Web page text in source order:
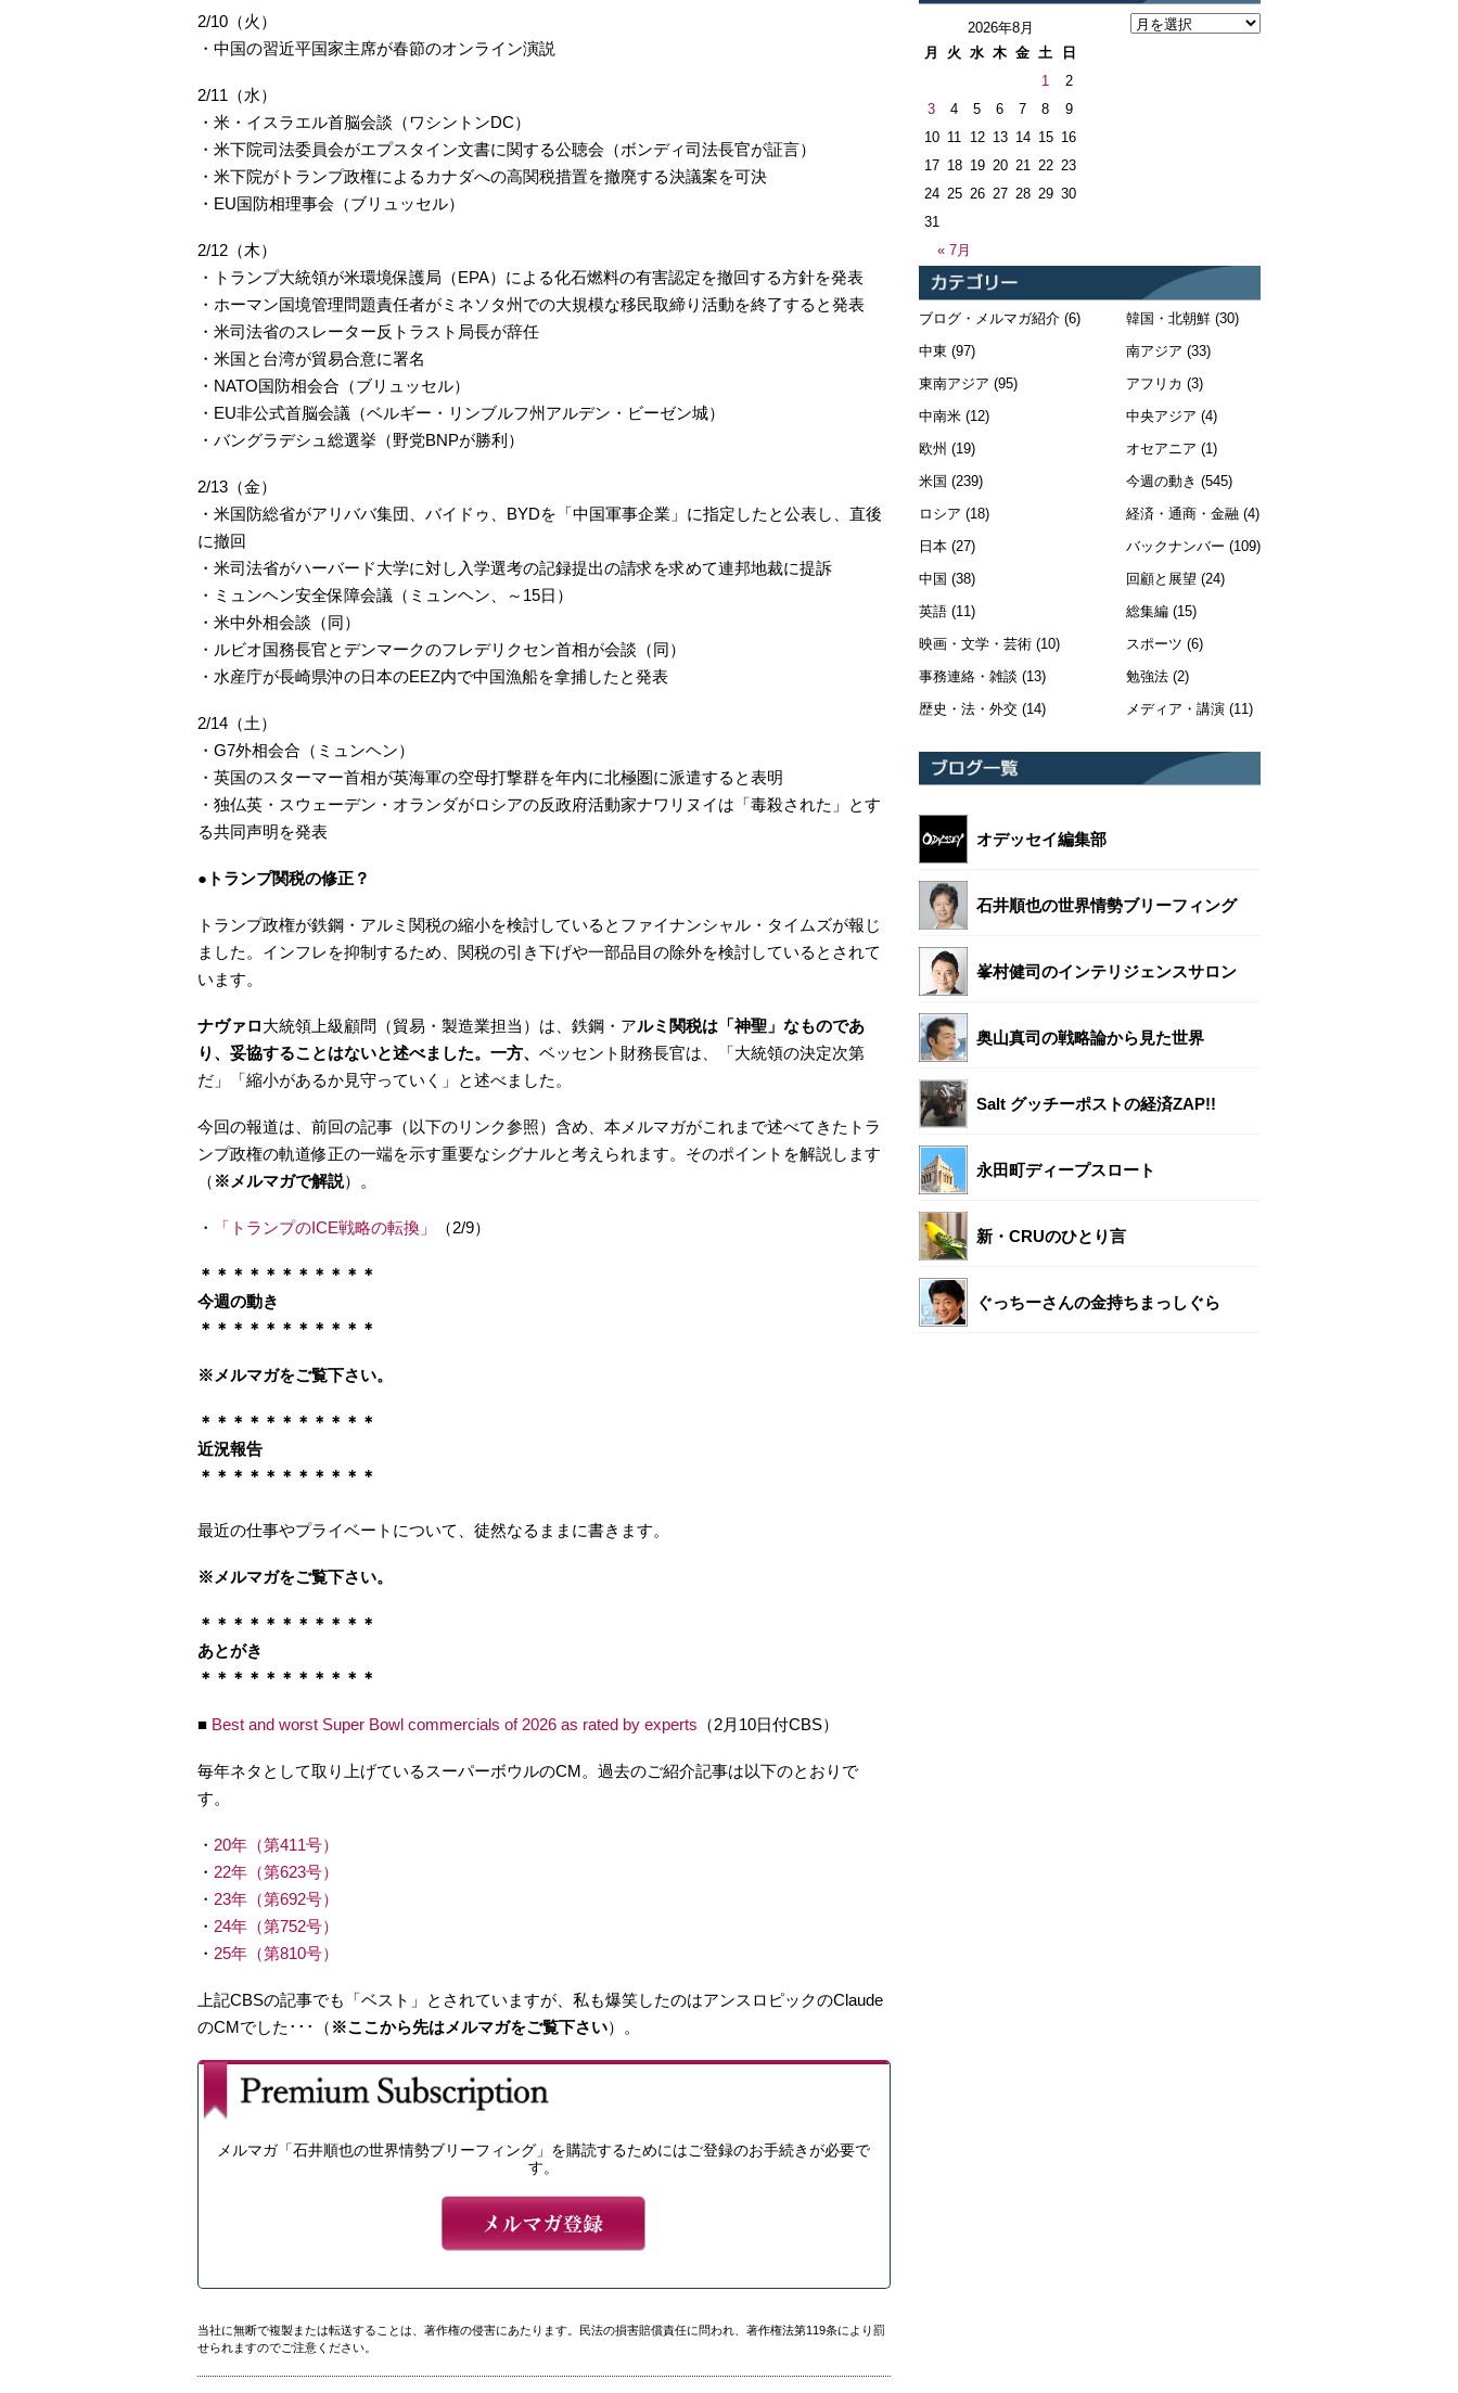
2/10（火）
・中国の習近平国家主席が春節のオンライン演説
2/11（水）
・米・イスラエル首脳会談（ワシントンDC）
・米下院司法委員会がエプスタイン文書に関する公聴会（ボンディ司法長官が証言）
・米下院がトランプ政権によるカナダへの高関税措置を撤廃する決議案を可決
・EU国防相理事会（ブリュッセル）
2/12（木）
・トランプ大統領が米環境保護局（EPA）による化石燃料の有害認定を撤回する方針を発表
・ホーマン国境管理問題責任者がミネソタ州での大規模な移民取締り活動を終了すると発表
・米司法省のスレーター反トラスト局長が辞任
・米国と台湾が貿易合意に署名
・NATO国防相会合（ブリュッセル）
・EU非公式首脳会議（ベルギー・リンブルフ州アルデン・ビーゼン城）
・バングラデシュ総選挙（野党BNPが勝利）
2/13（金）
・米国防総省がアリババ集団、バイドゥ、BYDを「中国軍事企業」に指定したと公表し、直後
に撤回
・米司法省がハーバード大学に対し入学選考の記録提出の請求を求めて連邦地裁に提訴
・ミュンヘン安全保障会議（ミュンヘン、～15日）
・米中外相会談（同）
・ルビオ国務長官とデンマークのフレデリクセン首相が会談（同）
・水産庁が長崎県沖の日本のEEZ内で中国漁船を拿捕したと発表
2/14（土）
・G7外相会合（ミュンヘン）
・英国のスターマー首相が英海軍の空母打撃群を年内に北極圏に派遣すると表明
・独仏英・スウェーデン・オランダがロシアの反政府活動家ナワリヌイは「毒殺された」とす
る共同声明を発表
●トランプ関税の修正？
トランプ政権が鉄鋼・アルミ関税の縮小を検討しているとファイナンシャル・タイムズが報じ
ました。インフレを抑制するため、関税の引き下げや一部品目の除外を検討しているとされて
います。
ナヴァロ大統領上級顧問（貿易・製造業担当）は、鉄鋼・アルミ関税は「神聖」なものであ
り、妥協することはないと述べました。一方、 ベッセント財務長官は、「大統領の決定次第
だ」「縮小があるか見守っていく」と述べました。
今回の報道は、前回の記事（以下のリンク参照）含め、本メルマガがこれまで述べてきたトラ
ンプ政権の軌道修正の一端を示す重要なシグナルと考えられます。そのポイントを解説します
（ ※メルマガで解説）。
・ 「トランプのICE戦略の転換」 （2/9）
＊＊＊＊＊＊＊＊＊＊＊
今週の動き
＊＊＊＊＊＊＊＊＊＊＊
※メルマガをご覧下さい。
＊＊＊＊＊＊＊＊＊＊＊
近況報告
＊＊＊＊＊＊＊＊＊＊＊
最近の仕事やプライベートについて、徒然なるままに書きます。
※メルマガをご覧下さい。
＊＊＊＊＊＊＊＊＊＊＊
あとがき
＊＊＊＊＊＊＊＊＊＊＊
■ Best and worst Super Bowl commercials of 2026 as rated by experts （2月10日付CBS）
毎年ネタとして取り上げているスーパーボウルのCM。過去のご紹介記事は以下のとおりで
す。
・ 20年（第411号）
・ 22年（第623号）
・ 23年（第692号）
・ 24年（第752号）
・ 25年（第810号）
上記CBSの記事でも「ベスト」とされていますが、私も爆笑したのはアンスロピックのClaude
のCMでした･･･（ ※ここから先はメルマガをご覧下さい）。
メルマガ「石井順也の世界情勢ブリーフィング」を購読するためにはご登録のお手続きが必要で
す。
当社に無断で複製または転送することは、著作権の侵害にあたります。民法の損害賠償責任に問われ、著作権法第119条により罰
せられますのでご注意ください。
2026年8月
月
火 水 木 金 土 日
« 7月
1
2
3
4 5 6 7 8
9
10 11 12 13 14 15 16
17 18 19 20 21 22 23
24 25 26 27 28 29 30
31
ブログ・メルマガ紹介 (6)
中東 (97)
東南アジア (95)
中南米 (12)
欧州 (19)
米国 (239)
ロシア (18)
日本 (27)
中国 (38)
英語 (11)
映画・文学・芸術 (10)
事務連絡・雑談 (13)
歴史・法・外交 (14)
韓国・北朝鮮(30)
南アジア (33)
アフリカ (3)
中央アジア (4)
オセアニア (1)
今週の動き (545)
経済・通商・金融 (4)
バックナンバー (109)
回顧と展望 (24)
総集編(15)
スポーツ (6)
勉強法(2)
メディア・講演(11)
オデッセイ編集部
石井順也の世界情勢ブリーフィング
峯村健司のインテリジェンスサロン
奥山真司の戦略論から見た世界
Salt グッチーポストの経済ZAP!!
永田町ディープスロート
新・CRUのひとり言
ぐっちーさんの金持ちまっしぐら